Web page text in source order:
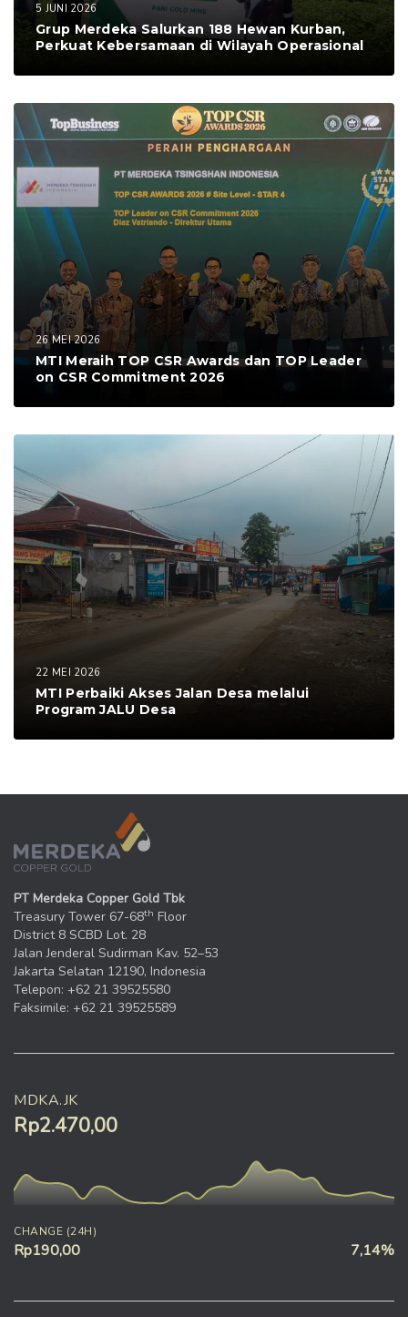
5 JUNI 2026
Grup Merdeka Salurkan 188 Hewan Kurban,
Perkuat Kebersamaan di Wilayah Operasional
26 MEI 2026
MTI Meraih TOP CSR Awards dan TOP Leader
on CSR Commitment 2026
22 MEI 2026
MTI Perbaiki Akses Jalan Desa melalui
Program JALU Desa
PT Merdeka Copper Gold Tbk
Treasury Tower 67-68th Floor
District 8 SCBD Lot. 28
Jalan Jenderal Sudirman Kav. 52–53
Jakarta Selatan 12190, Indonesia
Telepon: +62 21 39525580
Faksimile: +62 21 39525589
MDKA.JK
Rp2.470,00
CHANGE (24H)
Rp190,00 7,14%